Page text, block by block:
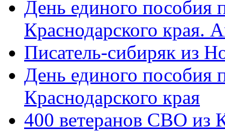
День единого пособия
Краснодарского края.
Писатель-сибиряк из
День единого пособия
Краснодарского края
400 ветеранов СВО из